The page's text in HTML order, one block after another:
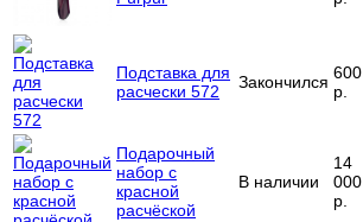
Подставка для
расчески 572
Закончился 600
р.
Подарочный
набор с
красной
расчёской
В наличии
14
000
р.